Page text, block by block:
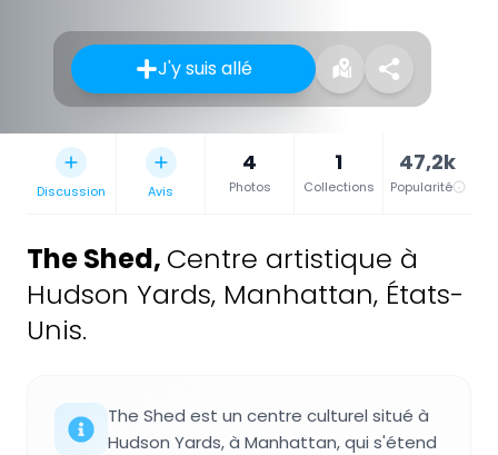
J'y suis allé
Discussion Avis
4
Photos
1
Collections
47,2k
Popularité
The Shed, Centre artistique à
Hudson Yards, Manhattan, États-
Unis.
The Shed est un centre culturel situé à
Hudson Yards, à Manhattan, qui s'étend